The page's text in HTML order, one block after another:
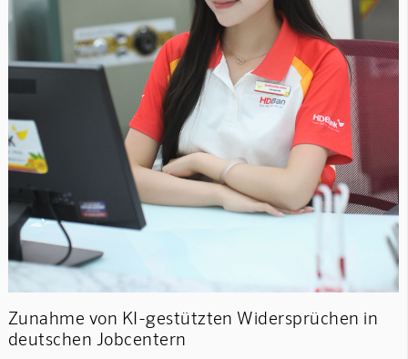
Zunahme von KI-gestützten Widersprüchen in
deutschen Jobcentern